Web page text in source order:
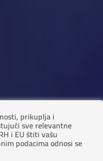
prikuplja i
sve relevantne
i EU štiti vašu
podacima odnosi se